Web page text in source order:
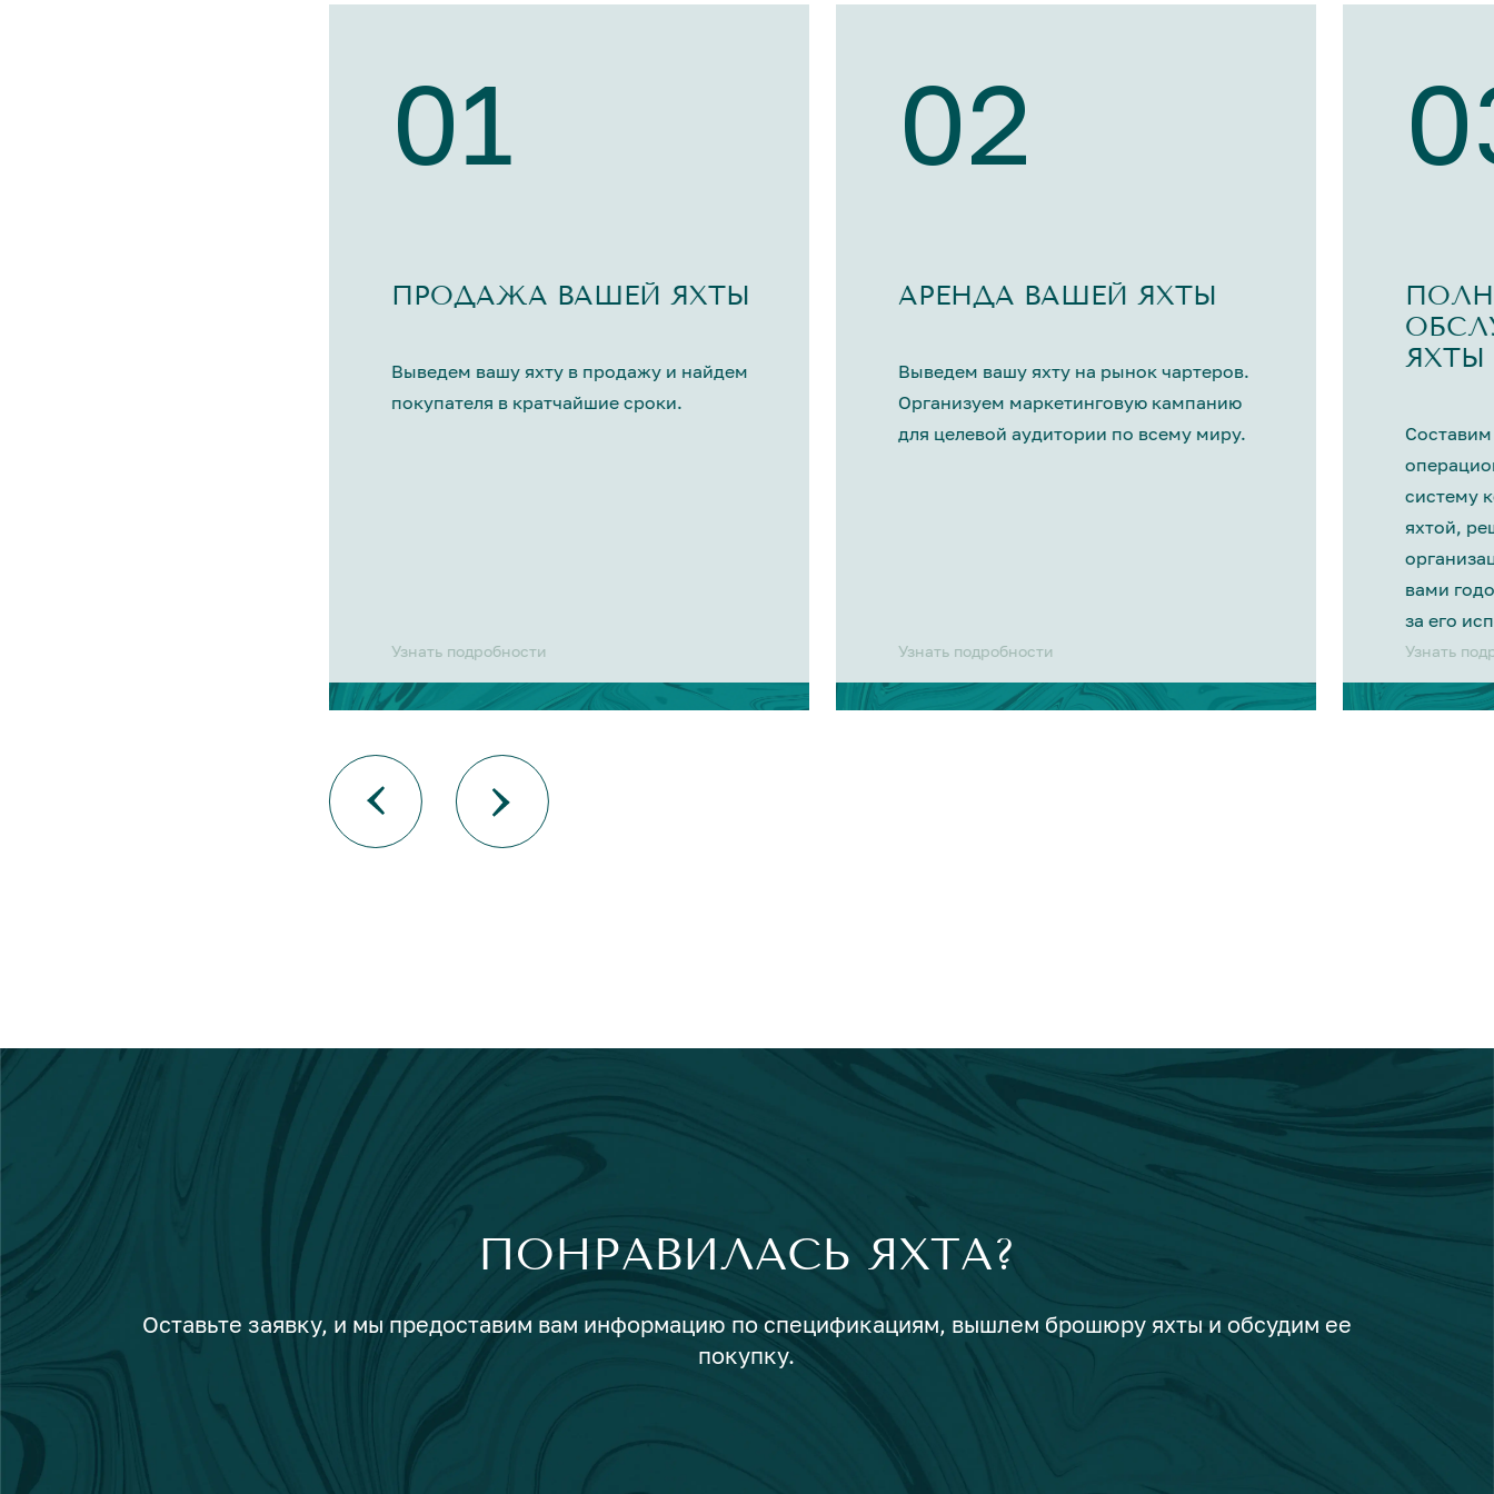
01
ПРОДАЖА ВАШЕЙ ЯХТЫ
Выведем вашу яхту в продажу и найдем
покупателя в кратчайшие сроки.
Узнать подробности
02
АРЕНДА ВАШЕЙ ЯХТЫ
Выведем вашу яхту на рынок чартеров.
Организуем маркетинговую кампанию
для целевой аудитории по всему миру.
Узнать подробности
ЯХТЫ
систему
яхтой,
вами
за его
Узнать
ПОНРАВИЛАСЬ ЯХТА?
Оставьте заявку, и мы предоставим вам информацию по спецификациям, вышлем брошюру яхты и обсудим ее
покупку.